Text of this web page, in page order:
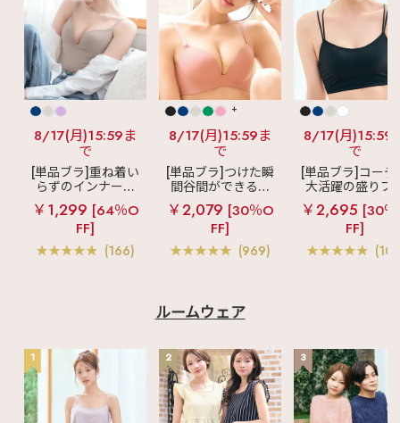
8/17(月)15:59ま
で
[単品ブラ]重ね着い
らずのインナーブ
ラ
リッチバスト
ブラトップ (ワイヤ
ー入り)
￥1,299 [64％O
FF]
(166)
+
8/17(月)15:59ま
で
[単品ブラ]つけた瞬
間谷間ができるシ
ームレスブラ
超
盛ブラ(R) シームレ
ス 単品ブラジャー
￥2,079 [30％O
FF]
(969)
8/17(月)15:59
で
[単品ブラ]コーデ
大活躍の盛りブ
ショートレン
ス ブラトップ 超
ブラ(R) 単品ブ
ャー
￥2,695 [30
FF]
ルームウェア
1 2 3